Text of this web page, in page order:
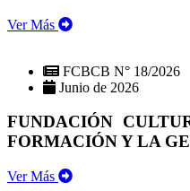
Ver Más
FCBCB N° 18/2026
Junio de 2026
FUNDACIÓN
FORMACIÓN Y LA
Ver Más